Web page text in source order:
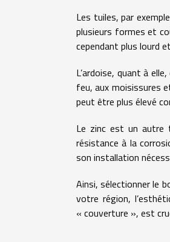
Les tuiles, par
plusieurs formes et
cependant plus lourd
L’ardoise, quant à
feu, aux moisissures
peut être plus élevé
Le zinc est un autre
résistance à la
son installation
Ainsi, sélectionner le
votre région,
« couverture », est